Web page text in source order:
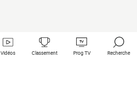
Vidéos Classement Prog TV Recherche